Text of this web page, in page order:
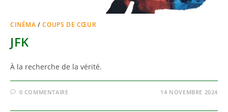
CINÉMA /COUPS DE CŒUR
JFK
À la recherche de la vérité.
0 COMMENTAIRE 14 NOVEMBRE 2024